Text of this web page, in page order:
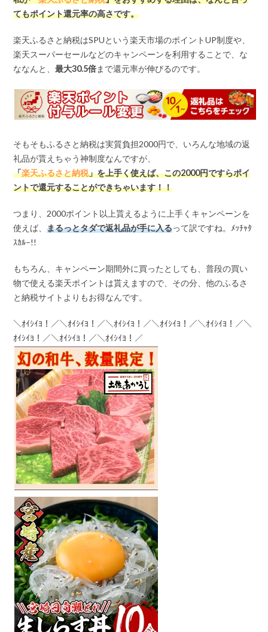
てもポイント還元率の高さです。
楽天ふるさと納税はSPUという楽天市場のポイントUP制度や、
楽天スーパーセールなどのキャンペーンを利用することで、な
ななんと、最大30.5倍まで還元率が伸びるのです。
そもそもふるさと納税は実質負担2000円で、いろんな地域の返
礼品が貰えちゃう神制度なんですが、
「楽天ふるさと納税」を上手く使えば、この2000円ですらポイ
ントで還元することができちゃいます！！
つまり、2000ポイント以上貰えるように上手くキャンペーンを
使えば、まるっとタダで返礼品が手に入るって訳ですね。ﾒｯﾁｬﾀ
ｽｶﾙ–!!
もちろん、キャンペーン期間外に買ったとしても、普段の買い
物で使える楽天ポイントは貰えますので、その分、他のふるさ
と納税サイトよりもお得なんです。
＼ｵｲｼｲﾖ！／＼ｵｲｼｲﾖ！／＼ｵｲｼｲﾖ！／＼ｵｲｼｲﾖ！／＼ｵｲｼｲﾖ！／＼
ｵｲｼｲﾖ！／＼ｵｲｼｲﾖ！／＼ｵｲｼｲﾖ！／